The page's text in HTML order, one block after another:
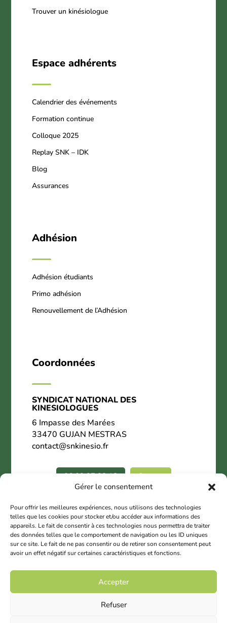
Gérer le consentement
Pour offrir les meilleures expériences, nous utilisons des technologies
telles que les cookies pour stocker et/ou accéder aux informations des
appareils. Le fait de consentir à ces technologies nous permettra de traiter
des données telles que le comportement de navigation ou les ID uniques
sur ce site. Le fait de ne pas consentir ou de retirer son consentement peut
avoir un effet négatif sur certaines caractéristiques et fonctions.
Accepter
Refuser
Trouver un kinésiologue
Espace adhérents
Calendrier des événements
Formation continue
Colloque 2025
Replay SNK – IDK
Blog
Assurances
Adhésion
Adhésion étudiants
Primo adhésion
Renouvellement de l’Adhésion
Coordonnées
SYNDICAT NATIONAL DES
KINESIOLOGUES
6 Impasse des Marées
33470 GUJAN MESTRAS
contact@snkinesio.fr
06.02.27.28.18 Contact
© 2025 Copyright SNK
Mentions légales